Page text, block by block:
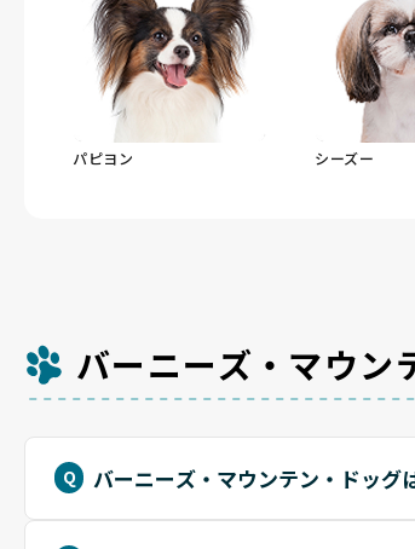
パピヨン シーズー
バーニーズ・マウン
バーニーズ・マウンテン・ドッグ